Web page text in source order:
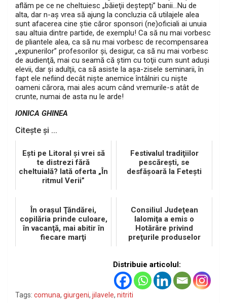
aflăm pe ce ne cheltuiesc „băieţii deştepţi” banii…Nu de
alta, dar n-aş vrea să ajung la concluzia că utilajele alea
sunt afacerea cine ştie căror sponsori (ne)oficiali ai unuia
sau altuia dintre partide, de exemplu! Ca să nu mai vorbesc
de pliantele alea, ca să nu mai vorbesc de recompensarea
„expunerilor” profesorilor şi, desigur, ca să nu mai vorbesc
de audienţă, mai cu seamă că ştim cu toţii cum sunt aduşi
elevii, dar şi adulţii, ca să asiste la aşa-zisele seminarii, în
fapt ele nefiind decât nişte anemice întâlniri cu nişte
oameni cărora, mai ales acum când vremurile-s atât de
crunte, numai de asta nu le arde!
IONICA GHINEA
Citește și ...
Eşti pe Litoral şi vrei să
te distrezi fără
cheltuială? Iată oferta „În
ritmul Verii”
Festivalul tradiţiilor
pescăreşti, se
desfăşoară la Feteşti
În oraşul Ţăndărei,
copilăria prinde culoare,
în vacanţă, mai abitir în
fiecare marţi
Consiliul Judeţean
Ialomiţa a emis o
Hotărâre privind
preţurile produselor
Distribuie articolul:
Tags: comuna, giurgeni, jilavele, nitriti